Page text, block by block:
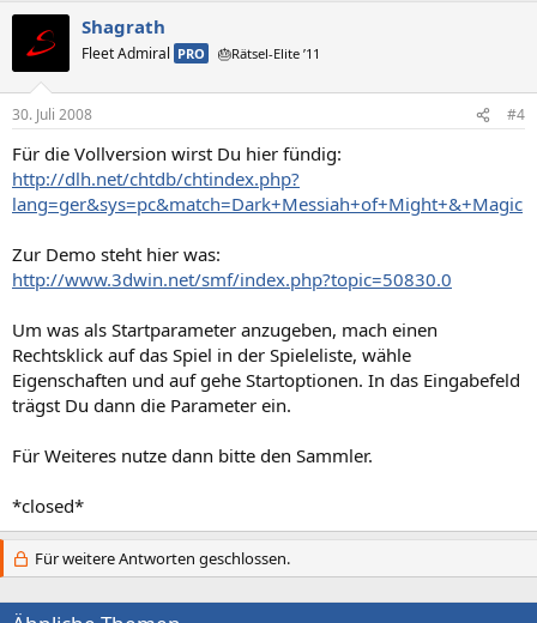
Shagrath
Fleet Admiral PRO 🎂Rätsel-Elite ’11
30. Juli 2008 #4
Für die Vollversion wirst Du hier fündig:
http://dlh.net/chtdb/chtindex.php?
lang=ger&sys=pc&match=Dark+Messiah+of+Might+&+Magic
Zur Demo steht hier was:
http://www.3dwin.net/smf/index.php?topic=50830.0
Um was als Startparameter anzugeben, mach einen
Rechtsklick auf das Spiel in der Spieleliste, wähle
Eigenschaften und auf gehe Startoptionen. In das Eingabefeld
trägst Du dann die Parameter ein.
Für Weiteres nutze dann bitte den Sammler.
*closed*
Für weitere Antworten geschlossen.